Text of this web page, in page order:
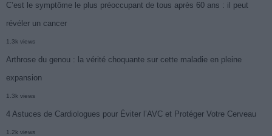
C’est le symptôme le plus préoccupant de tous après 60 ans : il peut
révéler un cancer
1.3k views
Arthrose du genou : la vérité choquante sur cette maladie en pleine
expansion
1.3k views
4 Astuces de Cardiologues pour Éviter l’AVC et Protéger Votre Cerveau
1.2k views